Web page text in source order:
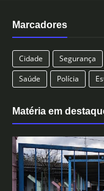
Marcadores
Cidade Segurança
Saúde
Polícia
Matéria em